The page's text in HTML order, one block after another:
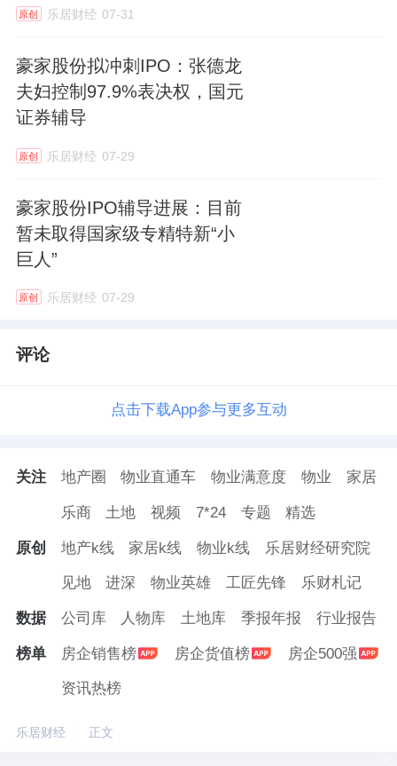
原创 乐居财经 07-31
豪家股份拟冲刺IPO：张德龙
夫妇控制97.9%表决权，国元
证券辅导
原创 乐居财经 07-29
豪家股份IPO辅导进展：目前
暂未取得国家级专精特新“小
巨人”
原创 乐居财经 07-29
评论
点击下载App参与更多互动
关注 地产圈 物业直通车 物业满意度 物业 家居
乐商 土地 视频 7*24 专题 精选
原创 地产k线 家居k线 物业k线 乐居财经研究院
见地 进深 物业英雄 工匠先锋 乐财札记
数据 公司库 人物库 土地库 季报年报 行业报告
榜单 房企销售榜 房企货值榜 房企500强
资讯热榜
乐居财经 正文